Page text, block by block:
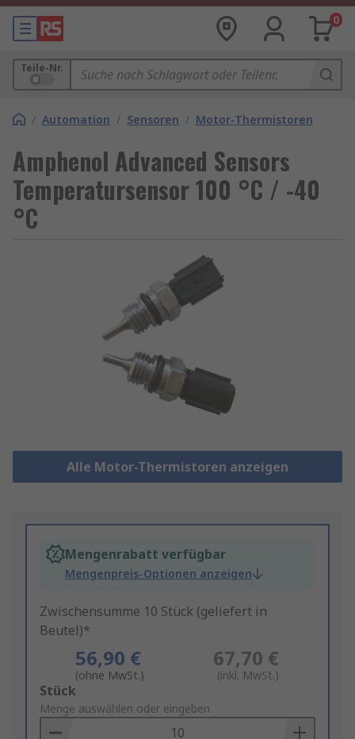
0
Teile-Nr.
/ Automation / Sensoren / Motor-Thermistoren
Amphenol Advanced Sensors
Temperatursensor 100 °C / -40
°C
Alle Motor-Thermistoren anzeigen
Mengenrabatt verfügbar
Mengenpreis-Optionen anzeigen
Zwischensumme 10 Stück (geliefert in
Beutel)*
56,90 €
(ohne MwSt.)
67,70 €
(inkl. MwSt.)
Add
to
Basket
Stück
Menge auswählen oder eingeben